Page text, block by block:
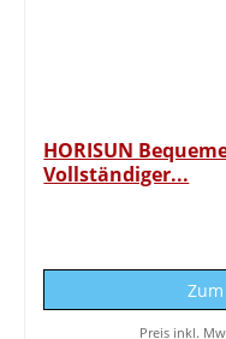
HORISUN
Vollständiger...
Preis inkl.